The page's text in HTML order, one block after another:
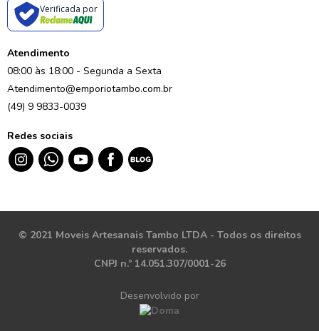
Verificada por
Atendimento
08:00 às 18:00 - Segunda a Sexta
Atendimento@emporiotambo.com.br
(49) 9 9833-0039
Redes sociais
© 2021 Moveis Artesanais Tambo LTDA - Todos os direitos
reservados.
CNPJ n.º 14.051.307/0001-26
Desenvolvido por